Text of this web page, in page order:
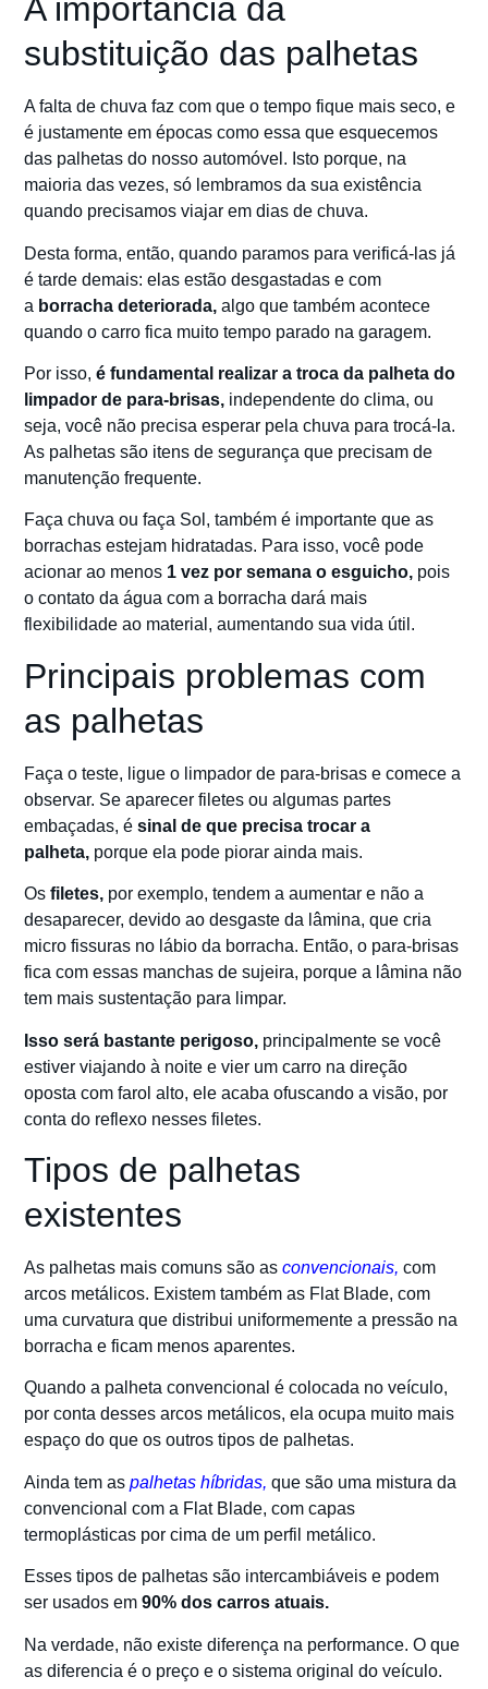
A importância da
substituição das palhetas
A falta de chuva faz com que o tempo fique mais seco, e
é justamente em épocas como essa que esquecemos
das palhetas do nosso automóvel. Isto porque, na
maioria das vezes, só lembramos da sua existência
quando precisamos viajar em dias de chuva.
Desta forma, então, quando paramos para verificá-las já
é tarde demais: elas estão desgastadas e com
a borracha deteriorada, algo que também acontece
quando o carro fica muito tempo parado na garagem.
Por isso,é fundamental realizar a troca da palheta do
limpador de para-brisas, independente do clima, ou
seja, você não precisa esperar pela chuva para trocá-la.
As palhetas são itens de segurança que precisam de
manutenção frequente.
Faça chuva ou faça Sol, também é importante que as
borrachas estejam hidratadas. Para isso, você pode
acionar ao menos 1 vez por semana o esguicho, pois
o contato da água com a borracha dará mais
flexibilidade ao material, aumentando sua vida útil.
Principais problemas com
as palhetas
Faça o teste, ligue o limpador de para-brisas e comece a
observar. Se aparecer filetes ou algumas partes
embaçadas, ésinal de que precisa trocar a
palheta, porque ela pode piorar ainda mais.
Os filetes, por exemplo, tendem a aumentar e não a
desaparecer, devido ao desgaste da lâmina, que cria
micro fissuras no lábio da borracha. Então, o para-brisas
fica com essas manchas de sujeira, porque a lâmina não
tem mais sustentação para limpar.
Isso será bastante perigoso, principalmente se você
estiver viajando à noite e vier um carro na direção
oposta com farol alto, ele acaba ofuscando a visão, por
conta do reflexo nesses filetes.
Tipos de palhetas
existentes
As palhetas mais comuns são as convencionais, com
arcos metálicos. Existem também as Flat Blade, com
uma curvatura que distribui uniformemente a pressão na
borracha e ficam menos aparentes.
Quando a palheta convencional é colocada no veículo,
por conta desses arcos metálicos, ela ocupa muito mais
espaço do que os outros tipos de palhetas.
Ainda tem aspalhetas híbridas, que são uma mistura da
convencional com a Flat Blade, com capas
termoplásticas por cima de um perfil metálico.
Esses tipos de palhetas são intercambiáveis e podem
ser usados em90% dos carros atuais.
Na verdade, não existe diferença na performance. O que
as diferencia é o preço e o sistema original do veículo.